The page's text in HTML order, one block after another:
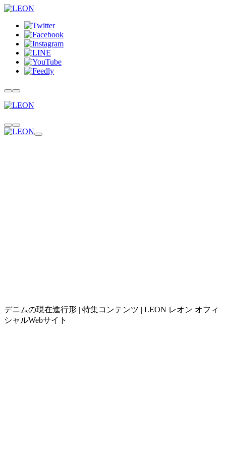
デニムの現在進行形 | 特集コンテンツ | LEON レオン オフィ
シャルWebサイト